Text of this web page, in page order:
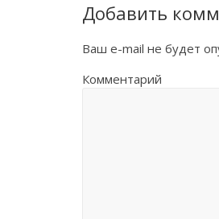
Добавить
Ваш e-mail не будет
Комментарий